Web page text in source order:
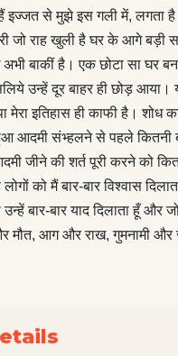
से मुझे इस गली में, लगता है
जो राह खुली है घर के आगे
बाकीं है। एक छोटा सा घर
उन्हें दूर बाहर ही छोड़
मेरा इतिहास ही काफी है। शोध
आदमी संभ्हलने से पहले कितनी
जीने की शर्त पूरी करने को
को मैं बार-बार विश्वास
बार-बार याद दिलाता हूँ और
मौत, आग और राख, गुमनामी और